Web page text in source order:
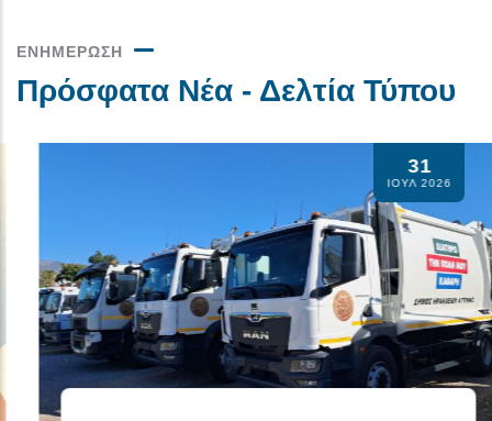
ΕΝΗΜΕΡΩΣΗ
Πρόσφατα Νέα - Δελτία Τύπου
Λειτουργία
Ιουλίου - 2
Περισσότερα